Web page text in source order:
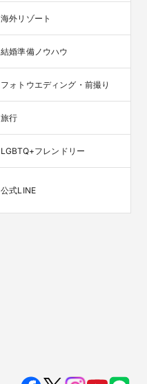
海外リゾート
結婚準備ノウハウ
フォトウエディング・前撮り
旅行
LGBTQ+フレンドリー
公式LINE